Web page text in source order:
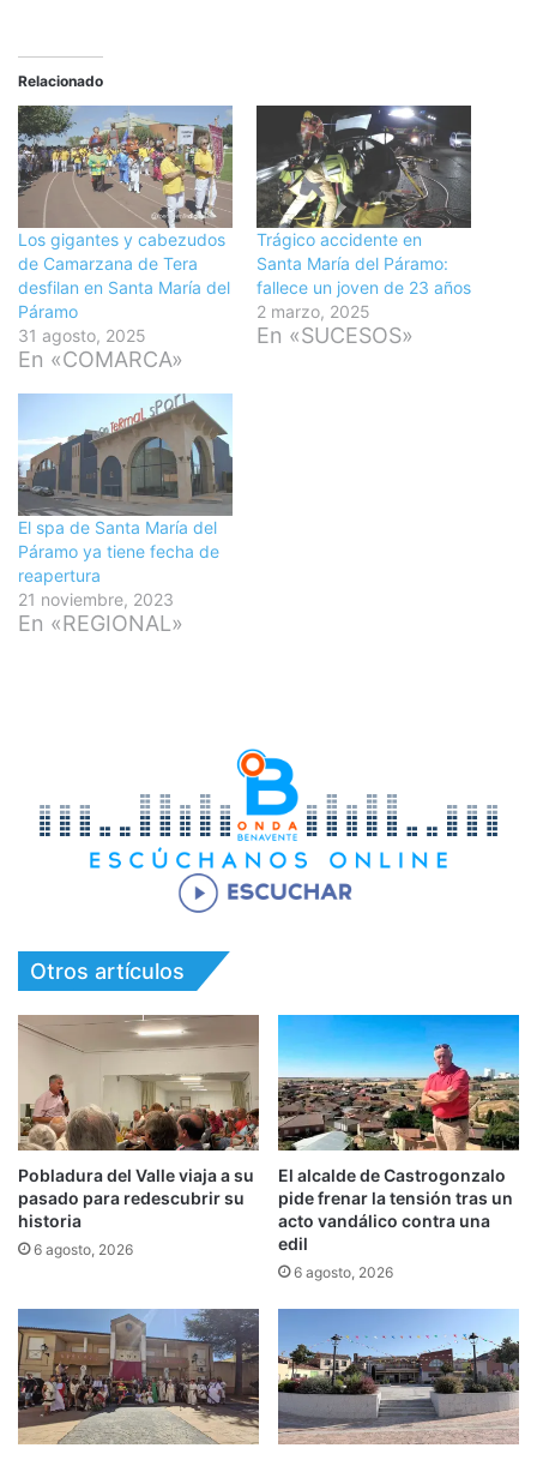
Relacionado
Los gigantes y cabezudos
de Camarzana de Tera
desfilan en Santa María del
Páramo
31 agosto, 2025
En «COMARCA»
Trágico accidente en
Santa María del Páramo:
fallece un joven de 23 años
2 marzo, 2025
En «SUCESOS»
El spa de Santa María del
Páramo ya tiene fecha de
reapertura
21 noviembre, 2023
En «REGIONAL»
Otros artículos
Pobladura del Valle viaja a su
pasado para redescubrir su
historia
6 agosto, 2026
El alcalde de Castrogonzalo
pide frenar la tensión tras un
acto vandálico contra una
edil
6 agosto, 2026